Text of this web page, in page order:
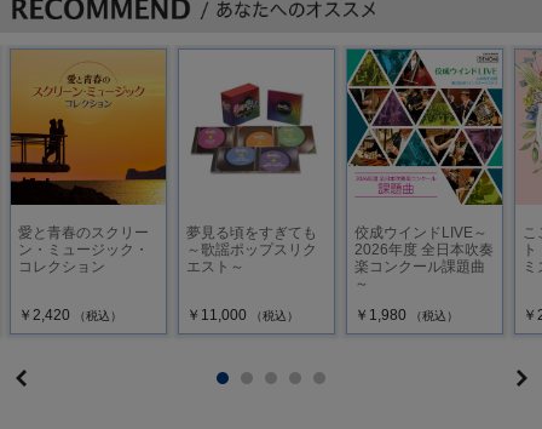
愛と青春のスクリー
ン・ミュージック・
コレクション
￥2,420 （税込）
夢見る頃をすぎても
～歌謡ポップスリク
エスト～
￥11,000 （税込）
佼成ウインドLIVE～
2026年度 全日本吹奏
楽コンクール課題曲
～
￥1,980
（税込）